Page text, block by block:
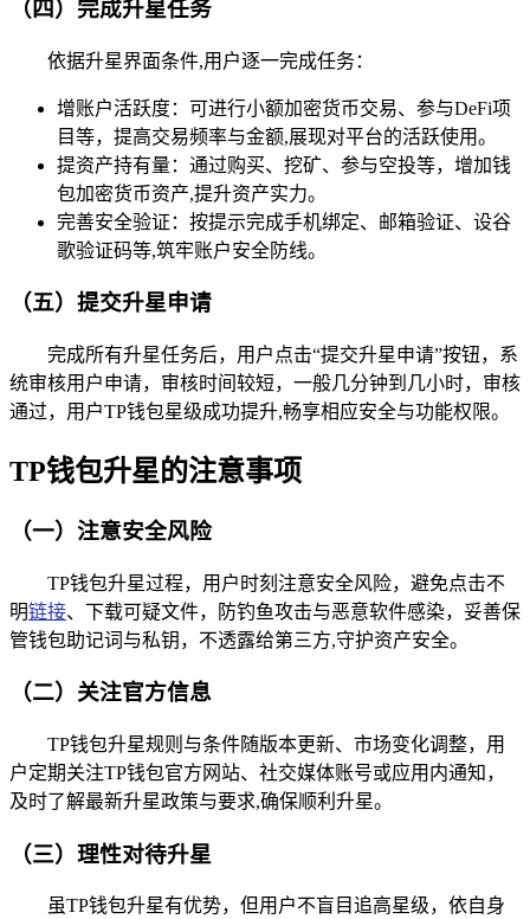
（四）完成升星任务
依据升星界面条件,用户逐一完成任务：
增账户活跃度：可进行小额加密货币交易、参与DeFi项
目等，提高交易频率与金额,展现对平台的活跃使用。
提资产持有量：通过购买、挖矿、参与空投等，增加钱
包加密货币资产,提升资产实力。
完善安全验证：按提示完成手机绑定、邮箱验证、设谷
歌验证码等,筑牢账户安全防线。
（五）提交升星申请
完成所有升星任务后，用户点击“提交升星申请”按钮，系
统审核用户申请，审核时间较短，一般几分钟到几小时，审核
通过，用户TP钱包星级成功提升,畅享相应安全与功能权限。
TP钱包升星的注意事项
（一）注意安全风险
TP钱包升星过程，用户时刻注意安全风险，避免点击不
明链接、下载可疑文件，防钓鱼攻击与恶意软件感染，妥善保
管钱包助记词与私钥，不透露给第三方,守护资产安全。
（二）关注官方信息
TP钱包升星规则与条件随版本更新、市场变化调整，用
户定期关注TP钱包官方网站、社交媒体账号或应用内通知，
及时了解最新升星政策与要求,确保顺利升星。
（三）理性对待升星
虽TP钱包升星有优势，但用户不盲目追高星级，依自身